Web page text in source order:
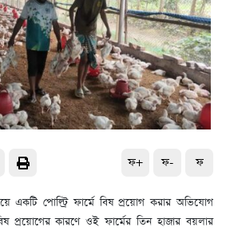
ফ+ ফ- ফ
একটি পোল্ট্রি ফার্মে বিষ প্রয়োগ করার অভিযোগ
প্রয়োগের কারণে ওই ফার্মের তিন হাজার বয়লার